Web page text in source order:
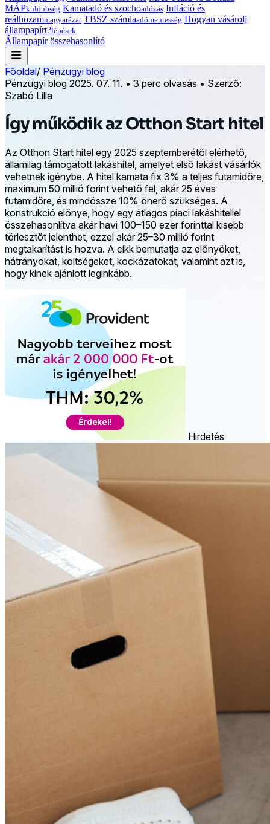
MÁPkülönbség Kamatadó és szochoadózás Infláció és
reálhozammagyarázat TBSZ számlaadómentesség Hogyan vásárolj
állampapírt?lépések
Állampapír összehasonlító
Főoldal/ Pénzügyi blog
Pénzügyi blog 2025. 07. 11. • 3 perc olvasás • Szerző:
Szabó Lilla
Így működik az Otthon Start hitel
Az Otthon Start hitel egy 2025 szeptemberétől elérhető,
államilag támogatott lakáshitel, amelyet első lakást vásárlók
vehetnek igénybe. A hitel kamata fix 3% a teljes futamidőre,
maximum 50 millió forint vehető fel, akár 25 éves
futamidőre, és mindössze 10% önerő szükséges. A
konstrukció előnye, hogy egy átlagos piaci lakáshitellel
összehasonlítva akár havi 100–150 ezer forinttal kisebb
törlesztőt jelenthet, ezzel akár 25–30 millió forint
megtakarítást is hozva. A cikk bemutatja az előnyöket,
hátrányokat, költségeket, kockázatokat, valamint azt is,
hogy kinek ajánlott leginkább.
Hirdetés